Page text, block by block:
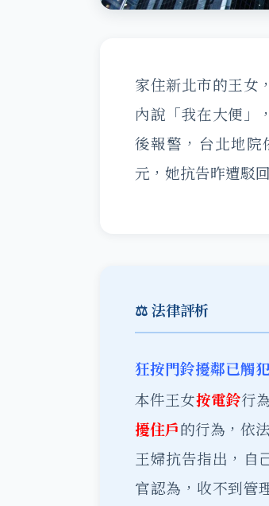
家住新北市的王女
內說「我在大便」
後報警，台北地院
元，她抗告昨遭駁
⚖️ 法律評析
狂按門鈴擾鄰已觸
本件王女按電鈴行
擾住戶的行為，依
王婦抗告指出，自
官認為，收不到管